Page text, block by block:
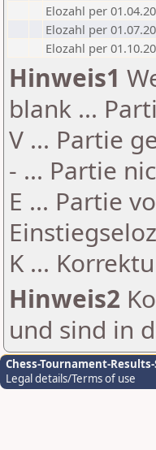
Elozahl per
Elozahl per
Elozahl per
Hinweis1
blank ...
V ... Partie
- ... Partie
E ... Partie
K ...
Hinweis2
und sind in
Chess-Tournament-
Legal details/Terms of use